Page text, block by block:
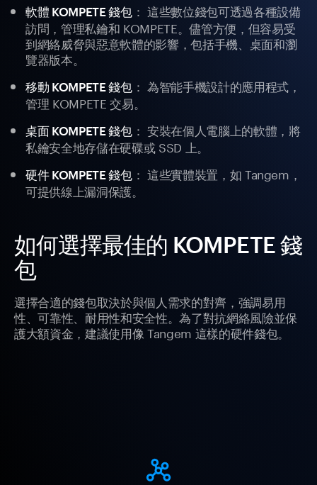
軟體 KOMPETE 錢包： 這些數位錢包可透過各種設備
訪問，管理私鑰和 KOMPETE。儘管方便，但容易受
到網絡威脅與惡意軟體的影響，包括手機、桌面和瀏
覽器版本。
移動 KOMPETE 錢包： 為智能手機設計的應用程式，
管理 KOMPETE 交易。
桌面 KOMPETE 錢包： 安裝在個人電腦上的軟體，將
私鑰安全地存儲在硬碟或 SSD 上。
硬件 KOMPETE 錢包： 這些實體裝置，如 Tangem，
可提供線上漏洞保護。
如何選擇最佳的 KOMPETE 錢
包
選擇合適的錢包取決於與個人需求的對齊，強調易用
性、可靠性、耐用性和安全性。為了對抗網絡風險並保
護大額資金，建議使用像 Tangem 這樣的硬件錢包。